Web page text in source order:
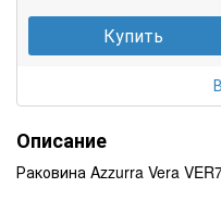
Купить
Описание
Раковина Azzurra Vera